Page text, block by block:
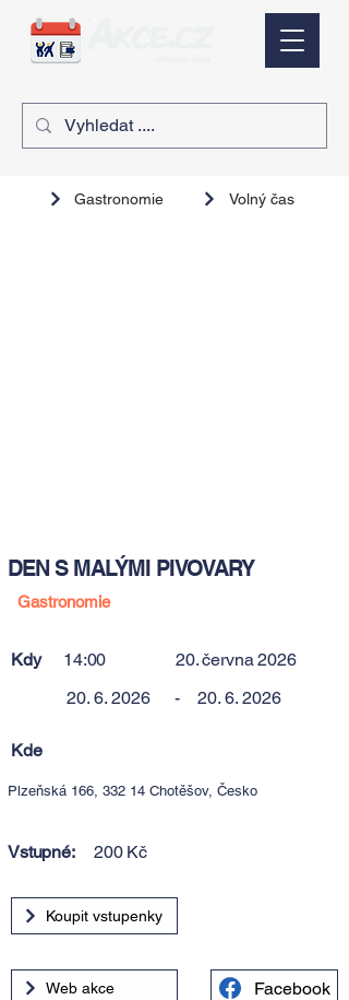
Gastronomie Volný čas
DEN S MALÝMI PIVOVARY
Gastronomie
Kdy 14:00
20. června 2026
20. 6. 2026
- 20. 6. 2026
Kde
Plzeňská 166, 332 14 Chotěšov, Česko
Vstupné: 200 Kč
Koupit vstupenky
Web akce Facebook